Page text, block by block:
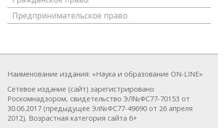
Предпринимательское право
Наименование издания: «Наука и образование ON-LINE»
Сетевое издание (сайт) зарегистрировано
Роскомнадзором, свидетельство ЭЛ№ФС77-70153 от
30.06.2017 (предыдущее Эл№ФC77-49690 от 26 апреля
2012). Возрастная категория сайта 6+